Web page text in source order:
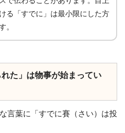
る「すでに」は最小限にした方
。
れた」は物事が始まってい
言葉に「すでに賽（さい）は投